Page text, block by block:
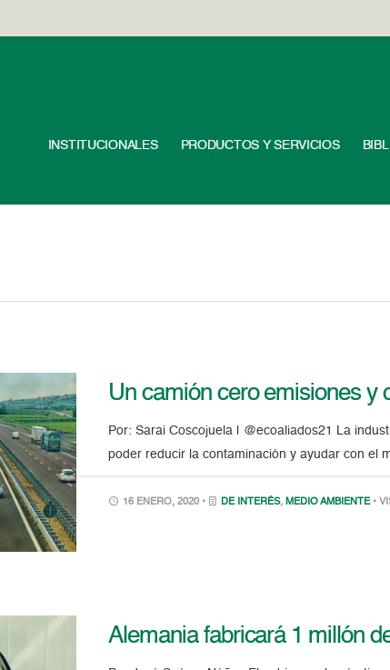
INSTITUCIONALES PRODUCTOS Y SERVICIOS
Un camión cero emisiones y
Por: Sarai Coscojuela | @ecoaliados21 La
poder reducir la contaminación y ayudar con el
16 ENERO, 2020 • DE INTERÉS, MEDIO AMBIENTE •
Alemania fabricará 1 millón